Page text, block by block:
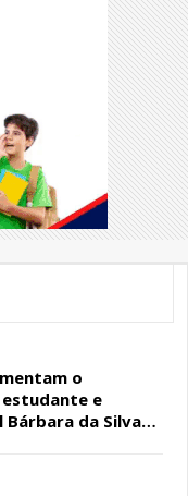
o
e
Bárbara da Silva